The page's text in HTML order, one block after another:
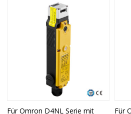
Für Omron D4NL Serie mit
Für